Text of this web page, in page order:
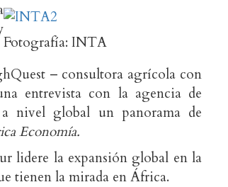
Fotografía: INTA
– consultora agrícola con
entrevista con la agencia de
nivel global un panorama de
Economía.
lidere la expansión global en la
tienen la mirada en África.